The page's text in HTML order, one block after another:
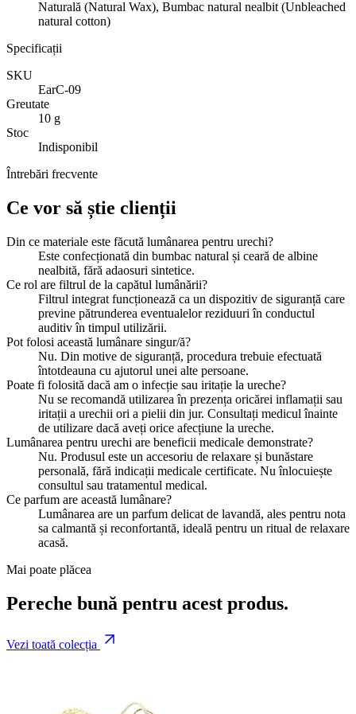
Naturală (Natural Wax), Bumbac natural nealbit (Unbleached
natural cotton)
Specificații
SKU
EarC-09
Greutate
10 g
Stoc
Indisponibil
Întrebări frecvente
Ce vor să știe clienții
Din ce materiale este făcută lumânarea pentru urechi?
Este confecționată din bumbac natural și ceară de albine
nealbită, fără adaosuri sintetice.
Ce rol are filtrul de la capătul lumânării?
Filtrul integrat funcționează ca un dispozitiv de siguranță care
previne pătrunderea eventualelor reziduuri în conductul
auditiv în timpul utilizării.
Pot folosi această lumânare singur/ă?
Nu. Din motive de siguranță, procedura trebuie efectuată
întotdeauna cu ajutorul unei alte persoane.
Poate fi folosită dacă am o infecție sau iritație la ureche?
Nu se recomandă utilizarea în prezența oricărei inflamații sau
iritații a urechii ori a pielii din jur. Consultați medicul înainte
de utilizare dacă aveți orice afecțiune la ureche.
Lumânarea pentru urechi are beneficii medicale demonstrate?
Nu. Produsul este un accesoriu de relaxare și bunăstare
personală, fără indicații medicale certificate. Nu înlocuiește
consultul sau tratamentul medical.
Ce parfum are această lumânare?
Lumânarea are un parfum delicat de lavandă, ales pentru nota
sa calmantă și reconfortantă, ideală pentru un ritual de relaxare
acasă.
Mai poate plăcea
Pereche bună pentru acest produs.
Vezi toată colecția